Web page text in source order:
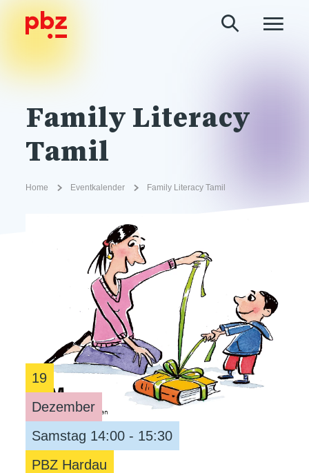
Family Literacy
Tamil
Home Eventkalender Family Literacy Tamil
19
Dezember
Samstag 14:00 - 15:30
PBZ Hardau